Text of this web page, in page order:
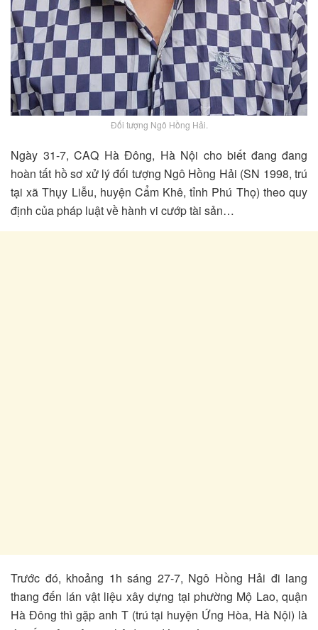
Đối tượng Ngô Hồng Hải.
Ngày 31-7, CAQ Hà Đông, Hà Nội cho biết đang đang
hoàn tất hồ sơ xử lý đối tượng Ngô Hồng Hải (SN 1998, trú
tại xã Thụy Liễu, huyện Cẩm Khê, tỉnh Phú Thọ) theo quy
định của pháp luật về hành vi cướp tài sản…
Trước đó, khoảng 1h sáng 27-7, Ngô Hồng Hải đi lang
thang đến lán vật liệu xây dựng tại phường Mộ Lao, quận
Hà Đông thì gặp anh T (trú tại huyện Ứng Hòa, Hà Nội) là